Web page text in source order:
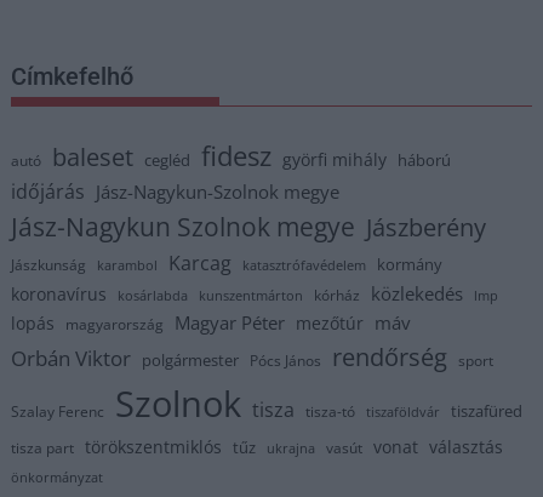
Címkefelhő
autó baleset cegléd fidesz györfi mihály háború
időjárás Jász-Nagykun-Szolnok megye
Jász-Nagykun Szolnok megye Jászberény
Jászkunság karambol Karcag katasztrófavédelem kormány
koronavírus kosárlabda kunszentmárton kórház közlekedés lmp
lopás magyarország Magyar Péter mezőtúr máv
Orbán Viktor polgármester Pócs János rendőrség sport
Szalay Ferenc Szolnok tisza tisza-tó tiszaföldvár tiszafüred
tisza part törökszentmiklós tűz ukrajna vasút vonat választás
önkormányzat